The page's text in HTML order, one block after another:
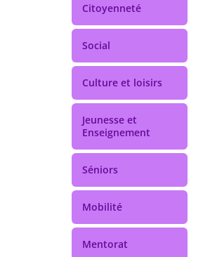
Citoyenneté
Social
Culture et loisirs
Jeunesse et
Enseignement
Séniors
Mobilité
Mentorat